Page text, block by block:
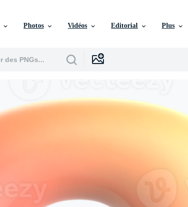
Photos Vidéos Editorial Plus